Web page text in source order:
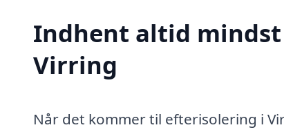
Indhent altid
Virring
Når det kommer til efterisolering i